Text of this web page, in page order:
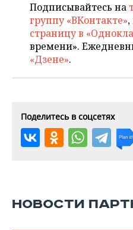
Подписывайтесь на
группу «ВКонтакте»,
страницу в
времени».
«Дзене».
Поделитесь в соцсетях
НОВОСТИ